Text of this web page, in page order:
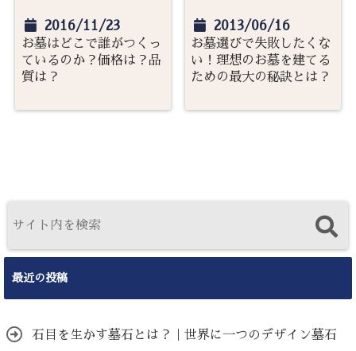
2016/11/23
お墓はどこで誰がつくっ
ているのか？価格は？品
質は？
2013/06/16
お墓選びで失敗したくな
い！理想のお墓を建てる
ための最大の秘訣とは？
最近の投稿
石目を生かす墓石とは？｜世界に一つのデザイン墓石